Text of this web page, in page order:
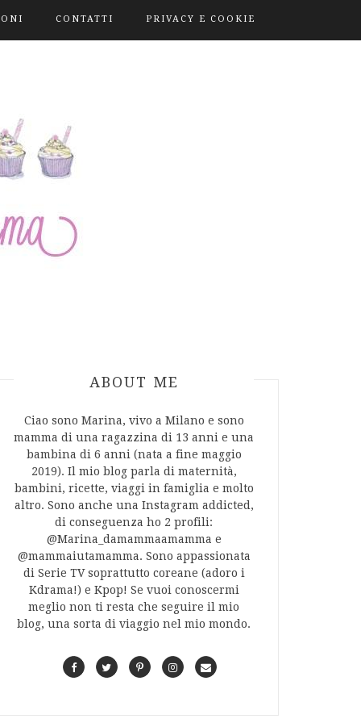
CONTATTI PRIVACY E COOKIE
ABOUT AUTHOR
ABOUT ME
Ciao sono Marina, vivo a Milano e sono
mamma di una ragazzina di 13 anni e una
bambina di 6 anni (nata a fine maggio
2019). Il mio blog parla di maternità,
bambini, ricette, viaggi in famiglia e molto
altro. Sono anche una Instagram addicted,
di conseguenza ho 2 profili:
@Marina_damammaamamma e
@mammaiutamamma. Sono appassionata
di Serie TV soprattutto coreane (adoro i
Kdrama!) e Kpop! Se vuoi conoscermi
meglio non ti resta che seguire il mio
blog, una sorta di viaggio nel mio mondo.
F
T
P
I
C